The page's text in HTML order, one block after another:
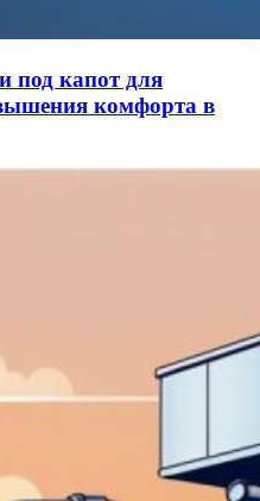
под капот для
комфорта в